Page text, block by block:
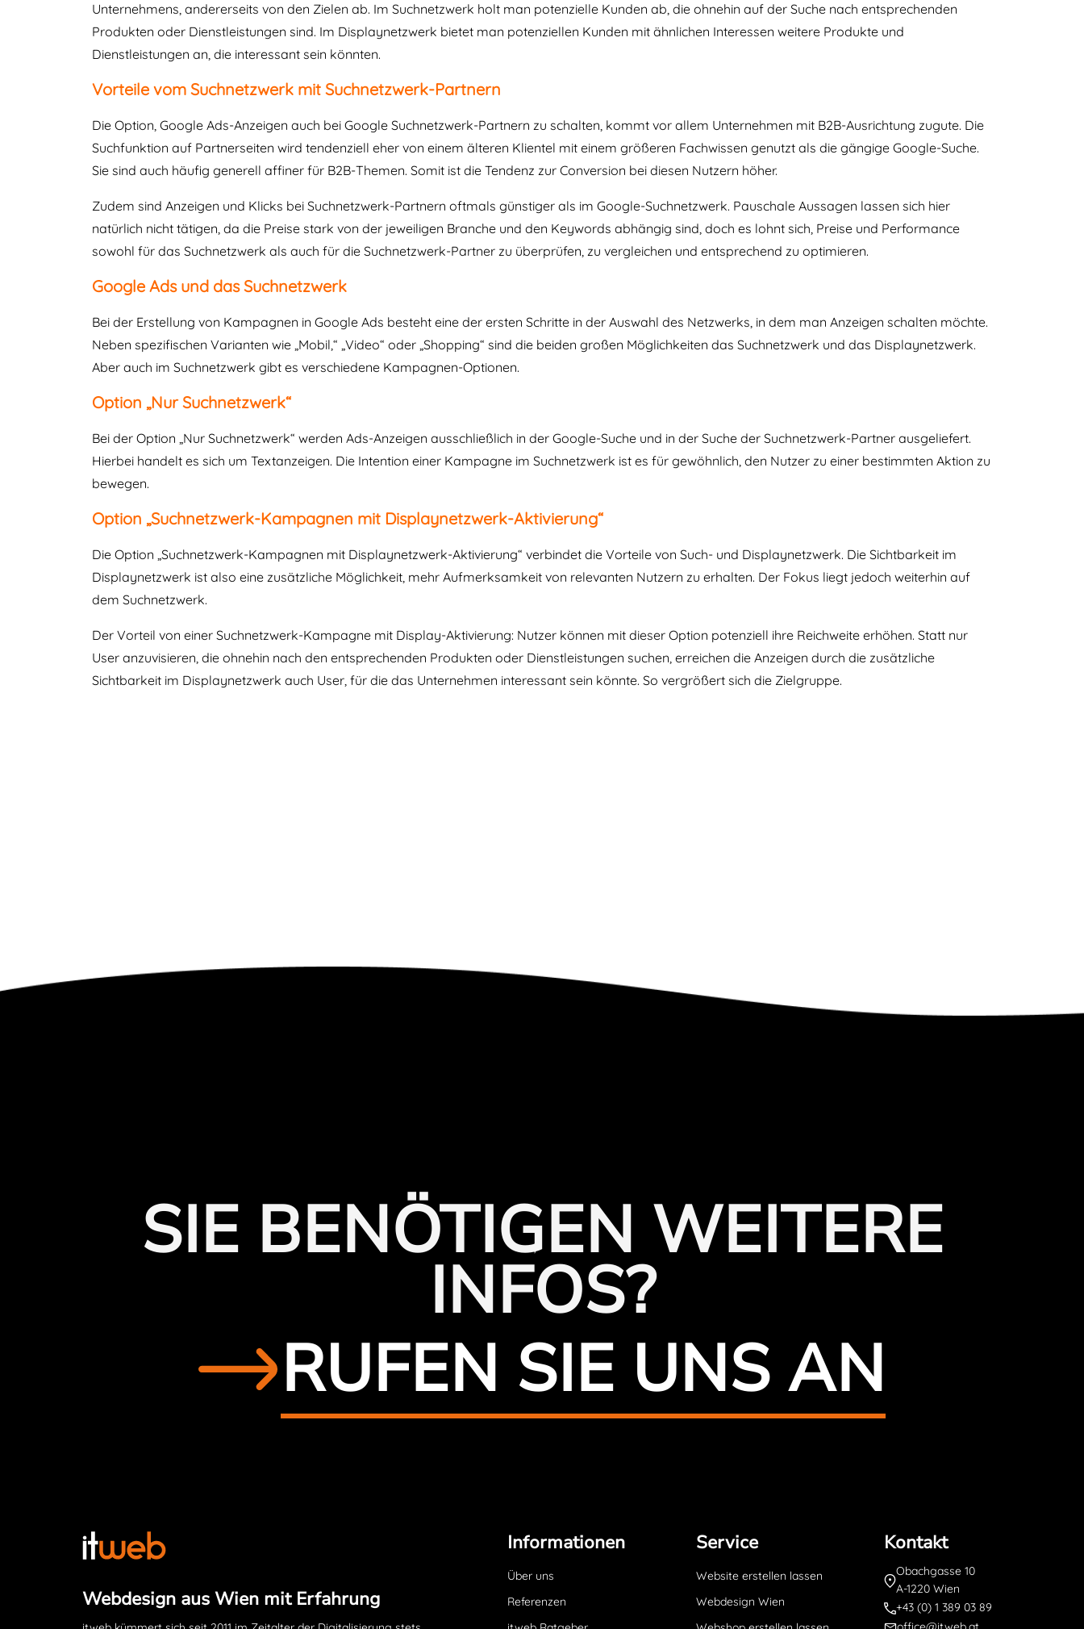
Unternehmens, andererseits von den Zielen ab. Im Suchnetzwerk holt man potenzielle Kunden ab, die ohnehin auf der Suche nach entsprechenden
Produkten oder Dienstleistungen sind. Im Displaynetzwerk bietet man potenziellen Kunden mit ähnlichen Interessen weitere Produkte und
Dienstleistungen an, die interessant sein könnten.
Vorteile vom Suchnetzwerk mit Suchnetzwerk-Partnern
Die Option, Google Ads-Anzeigen auch bei Google Suchnetzwerk-Partnern zu schalten, kommt vor allem Unternehmen mit B2B-Ausrichtung zugute. Die
Suchfunktion auf Partnerseiten wird tendenziell eher von einem älteren Klientel mit einem größeren Fachwissen genutzt als die gängige Google-Suche.
Sie sind auch häufig generell affiner für B2B-Themen. Somit ist die Tendenz zur Conversion bei diesen Nutzern höher.
Zudem sind Anzeigen und Klicks bei Suchnetzwerk-Partnern oftmals günstiger als im Google-Suchnetzwerk. Pauschale Aussagen lassen sich hier
natürlich nicht tätigen, da die Preise stark von der jeweiligen Branche und den Keywords abhängig sind, doch es lohnt sich, Preise und Performance
sowohl für das Suchnetzwerk als auch für die Suchnetzwerk-Partner zu überprüfen, zu vergleichen und entsprechend zu optimieren.
Google Ads und das Suchnetzwerk
Bei der Erstellung von Kampagnen in Google Ads besteht eine der ersten Schritte in der Auswahl des Netzwerks, in dem man Anzeigen schalten möchte.
Neben spezifischen Varianten wie „Mobil,“ „Video“ oder „Shopping“ sind die beiden großen Möglichkeiten das Suchnetzwerk und das Displaynetzwerk.
Aber auch im Suchnetzwerk gibt es verschiedene Kampagnen-Optionen.
Option „Nur Suchnetzwerk“
Bei der Option „Nur Suchnetzwerk“ werden Ads-Anzeigen ausschließlich in der Google-Suche und in der Suche der Suchnetzwerk-Partner ausgeliefert.
Hierbei handelt es sich um Textanzeigen. Die Intention einer Kampagne im Suchnetzwerk ist es für gewöhnlich, den Nutzer zu einer bestimmten Aktion zu
bewegen.
Option „Suchnetzwerk-Kampagnen mit Displaynetzwerk-Aktivierung“
Die Option „Suchnetzwerk-Kampagnen mit Displaynetzwerk-Aktivierung“ verbindet die Vorteile von Such- und Displaynetzwerk. Die Sichtbarkeit im
Displaynetzwerk ist also eine zusätzliche Möglichkeit, mehr Aufmerksamkeit von relevanten Nutzern zu erhalten. Der Fokus liegt jedoch weiterhin auf
dem Suchnetzwerk.
Der Vorteil von einer Suchnetzwerk-Kampagne mit Display-Aktivierung: Nutzer können mit dieser Option potenziell ihre Reichweite erhöhen. Statt nur
User anzuvisieren, die ohnehin nach den entsprechenden Produkten oder Dienstleistungen suchen, erreichen die Anzeigen durch die zusätzliche
Sichtbarkeit im Displaynetzwerk auch User, für die das Unternehmen interessant sein könnte. So vergrößert sich die Zielgruppe.
SIE BENÖTIGEN WEITERE
INFOS?
RUFEN SIE UNS AN
Webdesign aus Wien mit Erfahrung
Informationen
Über uns
Referenzen
Service
Website erstellen lassen
Webdesign Wien
Kontakt
Obachgasse 10
A-1220 Wien
+43 (0) 1 389 03 89